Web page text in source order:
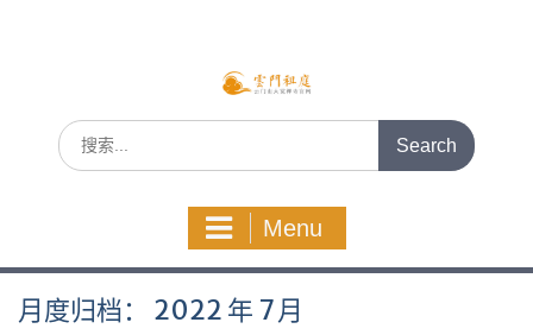
Search
for:
Menu
月度归档： 2022 年 7 月